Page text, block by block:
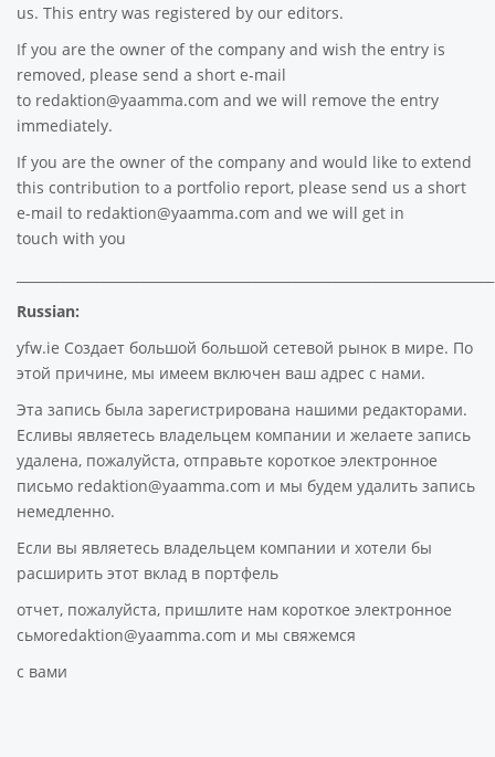
us. This entry was registered by our editors.
If you are the owner of the company and wish the entry is
removed, please send a short e-mail
to redaktion@yaamma.com and we will remove the entry
immediately.
If you are the owner of the company and would like to extend
this contribution to a portfolio report, please send us a short
e-mail to redaktion@yaamma.com and we will get in
touch with you
Russian:
yfw.ie Создает большой большой сетевой рынок в мире. По
этой причине, мы имеем включен ваш адрес с нами.
Эта запись была зарегистрирована нашими редакторами.
Есливы являетесь владельцем компании и желаете запись
удалена, пожалуйста, отправьте короткое электронное
письмо redaktion@yaamma.com и мы будем удалить запись
немедленно.
Если вы являетесь владельцем компании и хотели бы
расширить этот вклад в портфель
отчет, пожалуйста, пришлите нам короткое электронное
сьмоredaktion@yaamma.com и мы свяжемся
с вами